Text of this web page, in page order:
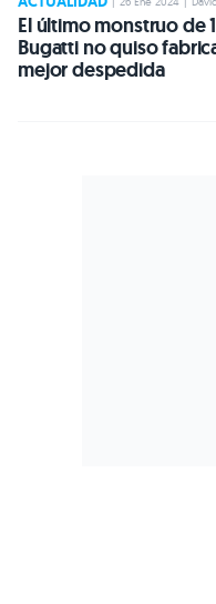
El último monstruo de
Bugatti no quiso
mejor despedida